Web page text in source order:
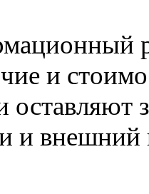
и
оставляют
и внешний